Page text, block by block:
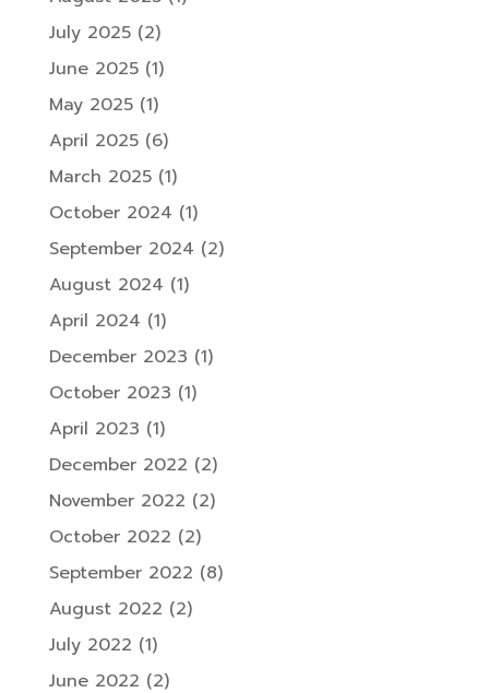
July 2025(2)
June 2025(1)
May 2025(1)
April 2025(6)
March 2025(1)
October 2024 (1)
September 2024 (2)
August 2024 (1)
April 2024 (1)
December 2023 (1)
October 2023 (1)
April 2023 (1)
December 2022 (2)
November 2022 (2)
October 2022 (2)
September 2022 (8)
August 2022 (2)
July 2022 (1)
June 2022 (2)